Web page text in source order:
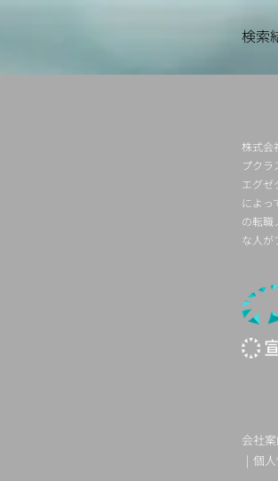
検索
株式会
プク
エグゼ
によっ
の転職
な人が
会社
個